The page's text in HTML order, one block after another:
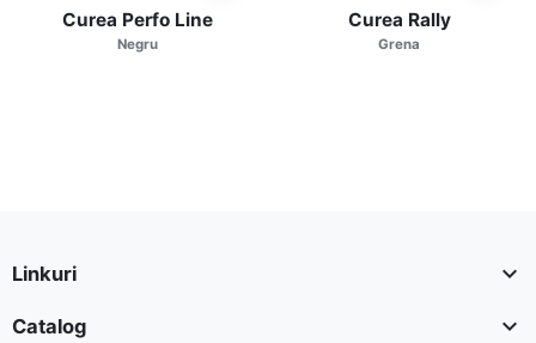
Curea Perfo Line
Negru
Curea Rally
Grena
Linkuri 
Catalog 